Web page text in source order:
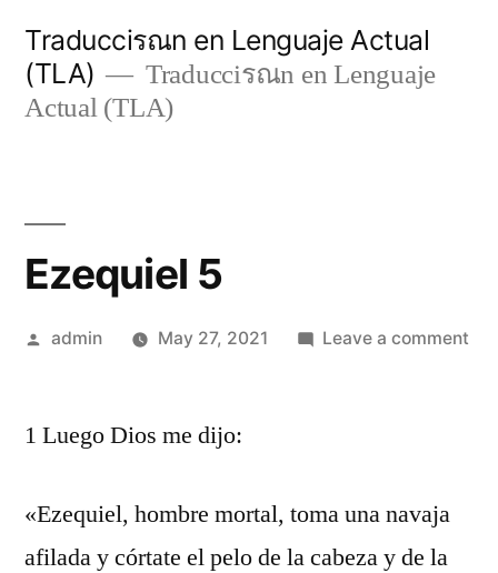
content
Traducciรณn en Lenguaje Actual
(TLA)
Traducciรณn en Lenguaje
Actual (TLA)
Ezequiel 5
Posted
admin May 27, 2021 Leave a comment
1 Luego Dios me dijo:
«Ezequiel, hombre mortal, toma una navaja
afilada y córtate el pelo de la cabeza y de la